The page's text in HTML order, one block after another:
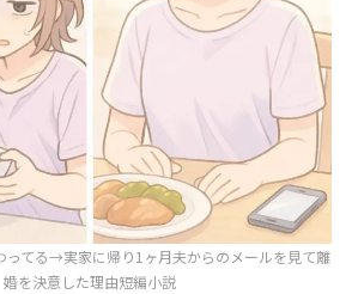
ってる→実家に帰り1ヶ月夫からのメールを見て離
婚を決意した理由短編小説